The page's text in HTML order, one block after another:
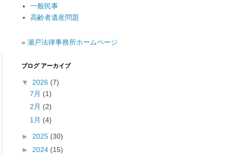
一般民事
高齢者遺産問題
» 瀬戸法律事務所ホームページ
ブログ アーカイブ
▼ 2026 (7)
7月 (1)
2月 (2)
1月 (4)
► 2025 (30)
► 2024 (15)